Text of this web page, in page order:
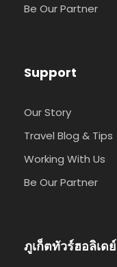
Be Our Partner
Support
Our Story
Travel Blog & Tips
Working With Us
Be Our Partner
ภูเก็ตทัวร์ฮอลิเดย์